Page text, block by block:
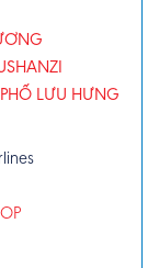
LƯU HƯNG